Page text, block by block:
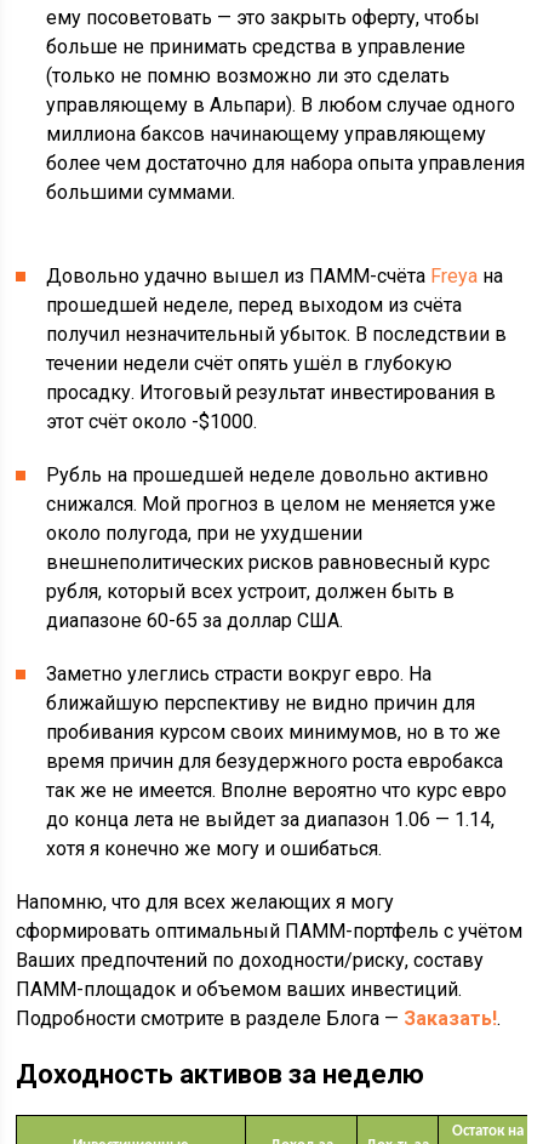
ему посоветовать — это закрыть оферту, чтобы
больше не принимать средства в управление
(только не помню возможно ли это сделать
управляющему в Альпари). В любом случае одного
миллиона баксов начинающему управляющему
более чем достаточно для набора опыта управления
большими суммами.
Довольно удачно вышел из ПАММ-счёта Freya на
прошедшей неделе, перед выходом из счёта
получил незначительный убыток. В последствии в
течении недели счёт опять ушёл в глубокую
просадку. Итоговый результат инвестирования в
этот счёт около -$1000.
Рубль на прошедшей неделе довольно активно
снижался. Мой прогноз в целом не меняется уже
около полугода, при не ухудшении
внешнеполитических рисков равновесный курс
рубля, который всех устроит, должен быть в
диапазоне 60-65 за доллар США.
Заметно улеглись страсти вокруг евро. На
ближайшую перспективу не видно причин для
пробивания курсом своих минимумов, но в то же
время причин для безудержного роста евробакса
так же не имеется. Вполне вероятно что курс евро
до конца лета не выйдет за диапазон 1.06 — 1.14,
хотя я конечно же могу и ошибаться.
Напомню, что для всех желающих я могу
сформировать оптимальный ПАММ-портфель с учётом
Ваших предпочтений по доходности/риску, составу
ПАММ-площадок и объемом ваших инвестиций.
Подробности смотрите в разделе Блога — Заказать!.
Доходность активов за неделю
Остаток на